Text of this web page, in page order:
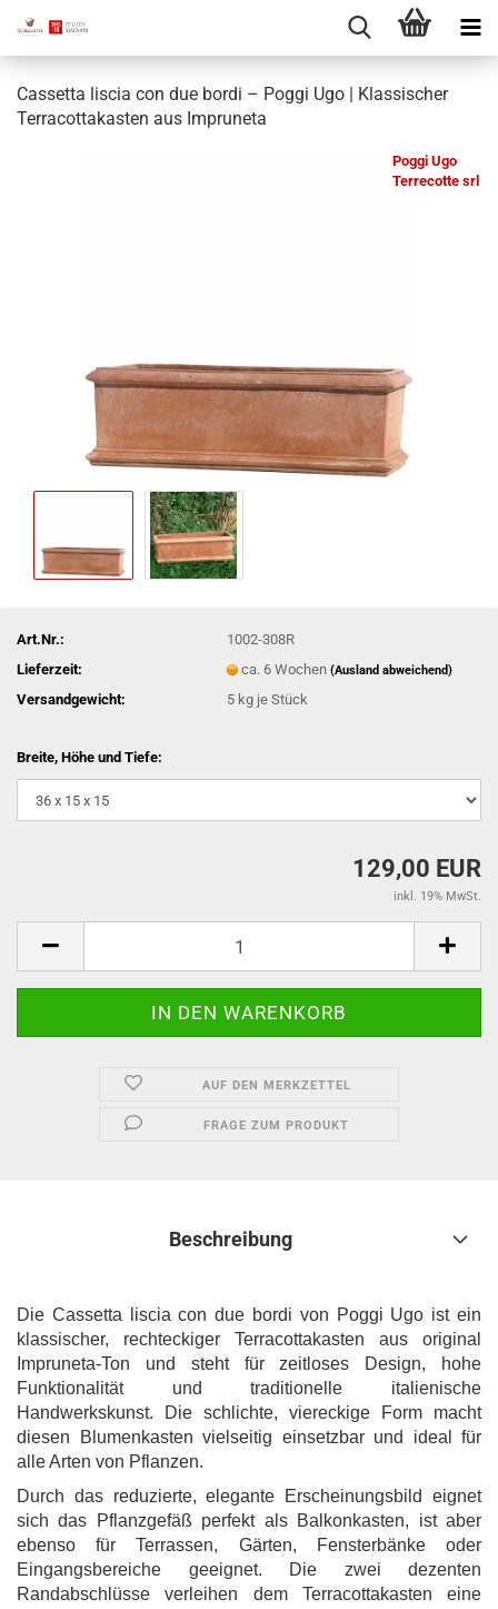
Cassetta liscia con due bordi – Poggi Ugo | Klassischer
Terracottakasten aus Impruneta
Poggi Ugo
Terrecotte srl
Art.Nr.:
1002-308R
Lieferzeit:
ca. 6 Wochen(Ausland abweichend)
Versandgewicht: 5 kg je Stück
Breite, Höhe und Tiefe:
129,00 EUR
inkl. 19% MwSt.
AUF DEN MERKZETTEL
FRAGE ZUM PRODUKT
Beschreibung
Die Cassetta liscia con due bordi von Poggi Ugo ist ein
klassischer, rechteckiger Terracottakasten aus original
Impruneta-Ton und steht für zeitloses Design, hohe
Funktionalität und traditionelle italienische
Handwerkskunst. Die schlichte, viereckige Form macht
diesen Blumenkasten vielseitig einsetzbar und ideal für
alle Arten von Pflanzen.
Durch das reduzierte, elegante Erscheinungsbild eignet
sich das Pflanzgefäß perfekt als Balkonkasten, ist aber
ebenso für Terrassen, Gärten, Fensterbänke oder
Eingangsbereiche geeignet. Die zwei dezenten
Randabschlüsse verleihen dem Terracottakasten eine